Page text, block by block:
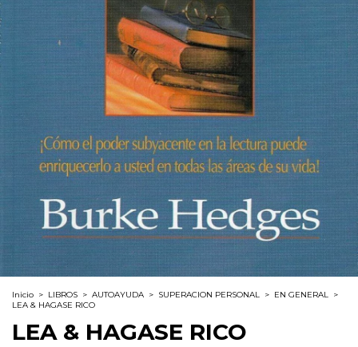
Inicio > LIBROS > AUTOAYUDA > SUPERACION PERSONAL > EN GENERAL >
LEA & HAGASE RICO
LEA & HAGASE RICO